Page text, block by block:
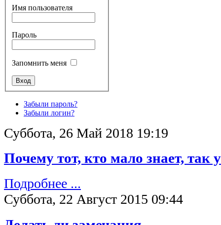
Имя пользователя
Пароль
Запомнить меня
Забыли пароль?
Забыли логин?
Суббота, 26 Май 2018 19:19
Почему тот, кто мало знает, так
Подробнее ...
Суббота, 22 Август 2015 09:44